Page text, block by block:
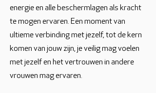
energie en alle beschermlagen als kracht
te mogen ervaren. Een moment van
ultieme verbinding met jezelf, tot de kern
komen van jouw zijn, je veilig mag voelen
met jezelf en het vertrouwen in andere
vrouwen mag ervaren.